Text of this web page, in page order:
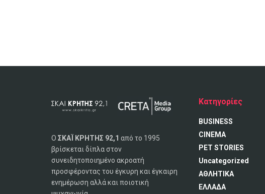
Ο ΣΚΑΪ ΚΡΗΤΗΣ 92,1 από το 1995
βρίσκεται δίπλα στον
συνειδητοποιημένο ακροατή
προσφέροντας του έγκυρη και έγκαιρη
ενημέρωση αλλά και ποιοτική
Κατηγορίες
BUSINESS
CINEMA
PET STORIES
Uncategorized
ΑΘΛΗΤΙΚΑ
ΕΛΛΑΔΑ